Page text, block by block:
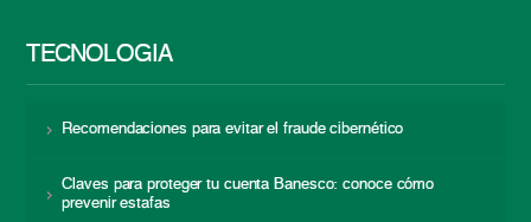
TECNOLOGÍA
Recomendaciones para evitar el fraude cibernético
Claves para proteger tu cuenta Banesco: conoce cómo
prevenir estafas